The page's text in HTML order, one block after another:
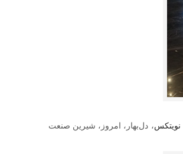
نویتکس، دل‌بهار، امروز، شیرین صنعت